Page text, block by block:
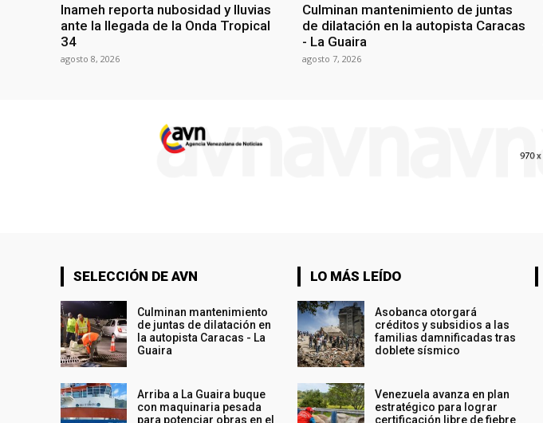
Inameh reporta nubosidad y lluvias
ante la llegada de la Onda Tropical
34
agosto 8, 2026
Culminan mantenimiento de juntas
de dilatación en la autopista Caracas
- La Guaira
agosto 7, 2026
SELECCIÓN DE AVN
Culminan mantenimiento
de juntas de dilatación en
la autopista Caracas - La
Guaira
Arriba a La Guaira buque
con maquinaria pesada
para potenciar obras en el
LO MÁS LEÍDO
Asobanca otorgará
créditos y subsidios a las
familias damnificadas tras
doblete sísmico
Venezuela avanza en plan
estratégico para lograr
certificación libre de fiebre